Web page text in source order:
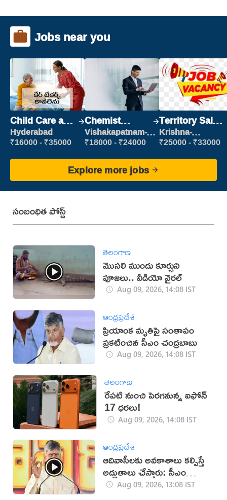
Jobs near you
Child Care and
Patient care
Hyderabad
₹16000 - ₹35000
Chemist
Production
Executive
Vishakapatnam-
new
₹18000 - ₹24000
Territory Sales
Manager
Krishna-
vijayawada
₹25000 - ₹33000
Explore more jobs
సంబంధిత పోస్ట్
తెలంగాణ
మొసలి ముందు కూర్చుని
పూజలు.. వీడియో వైరల్
Aug 09, 2026, 14:08 IST
ఆంధ్రప్రదేశ్
ప్రియాంక మృతిపై సంతాపం
ప్రకటించిన సీఎం చంద్రబాబు
Aug 09, 2026, 14:08 IST
తెలంగాణ
రేపటి నుంచి పెరగనున్న ఐఫోన్
17 ధరలు!
Aug 09, 2026, 14:08 IST
ఆంధ్రప్రదేశ్
ఆదివాసీలకు అవకాశాలు కల్పిస్తే
అద్భుతాలు చేస్తారు: సీఎం
చంద్రబాబు
Aug 09, 2026, 13:08 IST